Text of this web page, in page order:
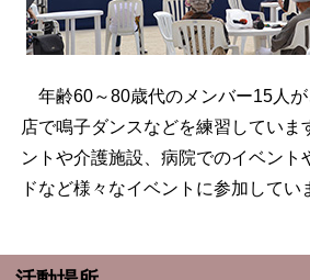
年齢60～80歳代のメンバー15人
店で鳴子ダンスなどを練習していま
ントや介護施設、病院でのイベント
ドなど様々なイベントに参加してい